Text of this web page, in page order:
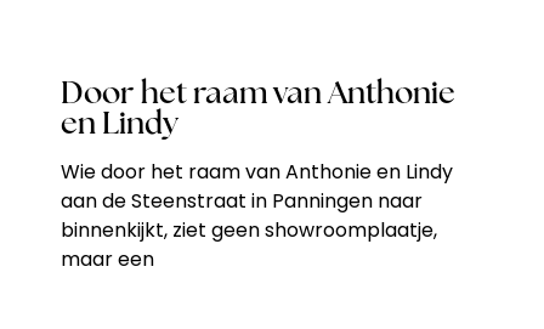
Door het raam van Anthonie
en Lindy
Wie door het raam van Anthonie en Lindy
aan de Steenstraat in Panningen naar
binnenkijkt, ziet geen showroomplaatje,
maar een